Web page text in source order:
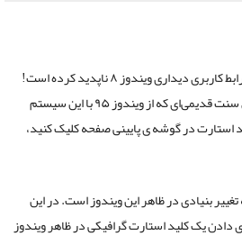
مایکروسافت کلید Start را در رابط کاربری دیداری ویندوز ۸ ناپدید کرده است!
اگر تصور می کنید می توانید طبق سنت قدیمی‌ای که از ویندوز ۹۵ با این سیستم
استارت در گوشه ی پایینی صفحه کلیک کنید،
بنیادی در ظاهر این ویندوز است. در این
دادن یک کلید استارت گرافیکی در ظاهر ویندوز